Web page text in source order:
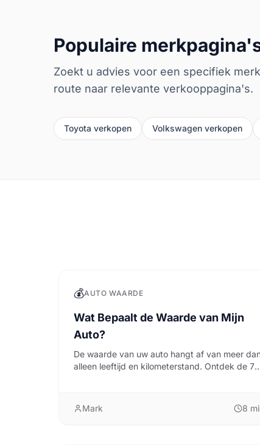
Populaire
Zoekt u advies voor een specifiek
route naar relevante verkooppagina's.
Toyota verkopen Volkswagen verkopen
💰AUTO WAARDE
Wat Bepaalt de Waarde van Mijn
Auto?
De waarde van uw auto hangt af van meer
alleen leeftijd en kilometerstand. Ontdek de 7
Mark 8